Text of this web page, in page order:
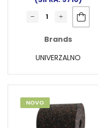
Brands
UNIVERZALNO
NOVO